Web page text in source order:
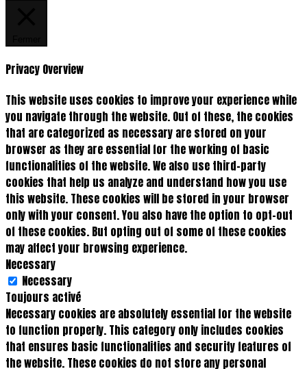
Privacy Overview
This website uses cookies to improve your experience while
you navigate through the website. Out of these, the cookies
that are categorized as necessary are stored on your
browser as they are essential for the working of basic
functionalities of the website. We also use third-party
cookies that help us analyze and understand how you use
this website. These cookies will be stored in your browser
only with your consent. You also have the option to opt-out
of these cookies. But opting out of some of these cookies
may affect your browsing experience.
Necessary
Necessary
Toujours activé
Necessary cookies are absolutely essential for the website
to function properly. This category only includes cookies
that ensures basic functionalities and security features of
the website. These cookies do not store any personal